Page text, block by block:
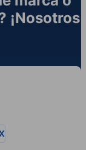
¡Nosotros